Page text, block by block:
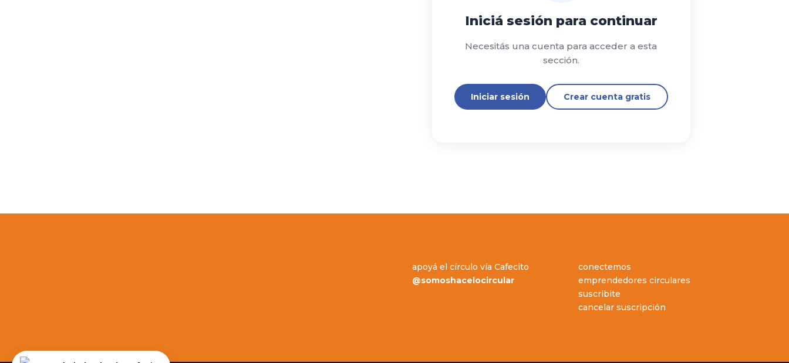
Iniciá sesión para continuar
Necesitás una cuenta para acceder a esta
sección.
Iniciar sesión Crear cuenta gratis
apoyá el círculo vía Cafecito
@somoshacelocircular
conectemos
emprendedores circulares
suscribite
cancelar suscripción